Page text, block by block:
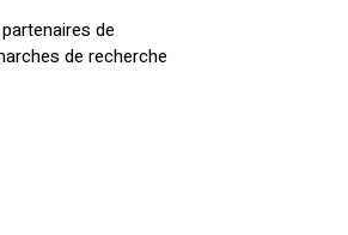
de
de recherche